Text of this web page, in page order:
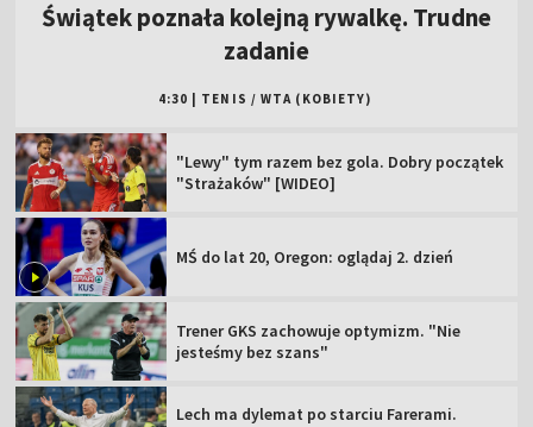
Świątek poznała kolejną rywalkę. Trudne
zadanie
4:30 TENIS / WTA (KOBIETY)
"Lewy" tym razem bez gola. Dobry początek
"Strażaków" [WIDEO]
MŚ do lat 20, Oregon: oglądaj 2. dzień
Trener GKS zachowuje optymizm. "Nie
jesteśmy bez szans"
Lech ma dylemat po starciu Farerami.